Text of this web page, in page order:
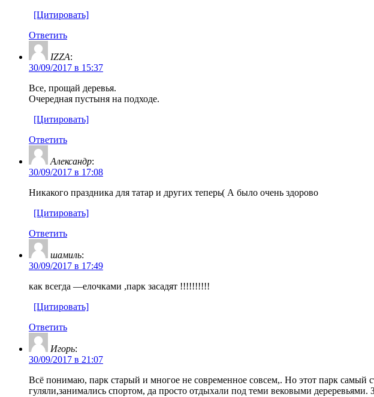
[Цитировать]
Ответить
IZZA:
30/09/2017 в 15:37
Все, прощай деревья.
Очередная пустыня на подходе.
[Цитировать]
Ответить
Александр:
30/09/2017 в 17:08
Никакого праздника для татар и других теперь( А было очень здорово
[Цитировать]
Ответить
шамиль:
30/09/2017 в 17:49
как всегда —елочками ,парк засадят !!!!!!!!!!
[Цитировать]
Ответить
Игорь:
30/09/2017 в 21:07
Всё понимаю, парк старый и многое не современное совсем,. Но этот парк
гуляли,занимались спортом, да просто отдыхали под теми вековыми